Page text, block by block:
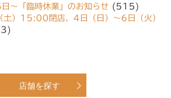
〜「臨時休業」のお知らせ (515)
土）15:00閉店、4日（日）〜6日（火）
店舗を探す